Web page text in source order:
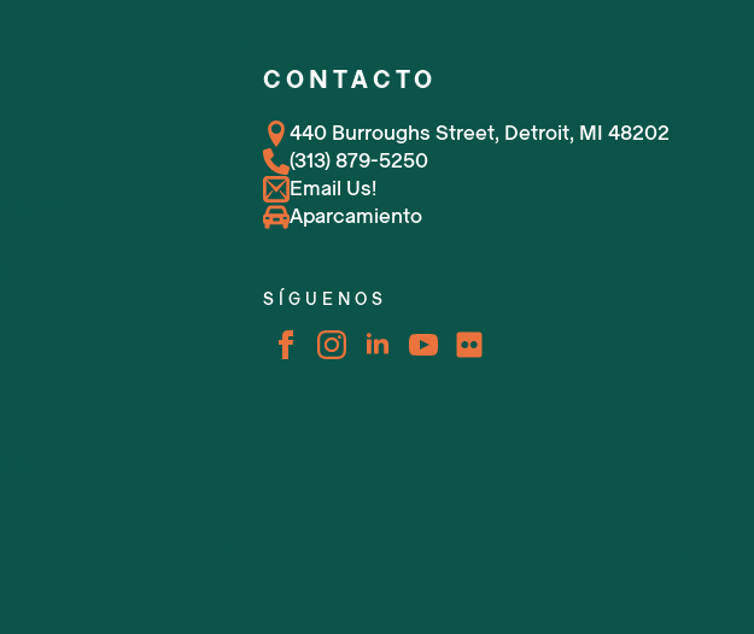
CONTACTO
440 Burroughs Street, Detroit, MI 48202
(313) 879-5250
Email Us!
Aparcamiento
SÍGUENOS